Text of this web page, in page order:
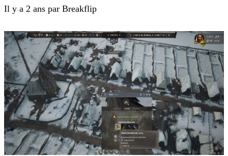
Il y a 2 ans par Breakflip